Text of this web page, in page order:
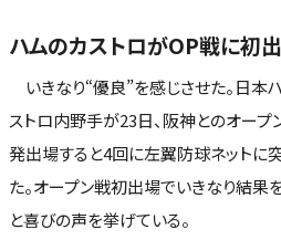
ハムのカストロがOP戦に初
いきなり“優良”を感じさせた。日本
ストロ内野手が23日、阪神とのオープ
発出場すると4回に左翼防球ネットに
た。オープン戦初出場でいきなり結果
と喜びの声を挙げている。